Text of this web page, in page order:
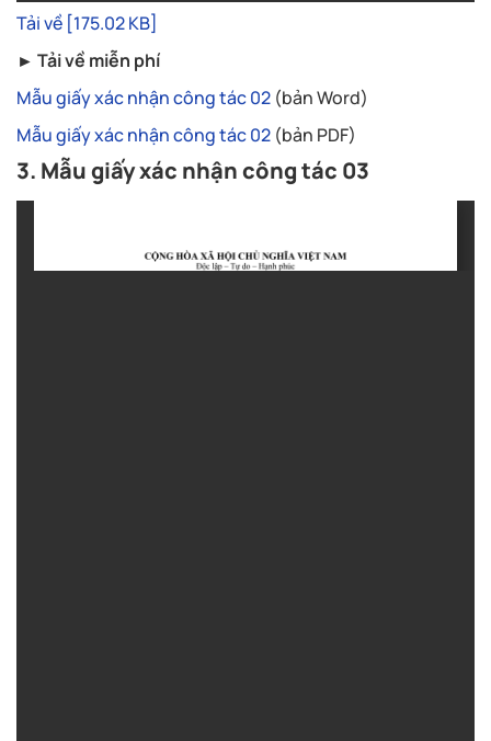
Tải về [175.02 KB]
► Tải về miễn phí
Mẫu giấy xác nhận công tác 02 (bản Word)
Mẫu giấy xác nhận công tác 02 (bản PDF)
3. Mẫu giấy xác nhận công tác 03